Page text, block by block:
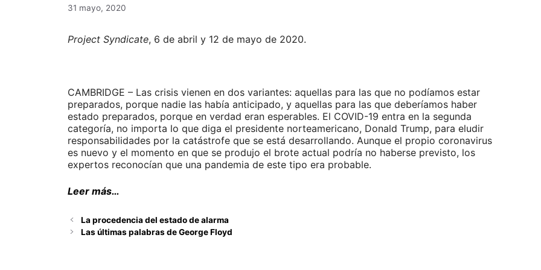
31 mayo, 2020
Project Syndicate, 6 de abril y 12 de mayo de 2020.
CAMBRIDGE – Las crisis vienen en dos variantes: aquellas para las que no podíamos estar
preparados, porque nadie las había anticipado, y aquellas para las que deberíamos haber
estado preparados, porque en verdad eran esperables. El COVID-19 entra en la segunda
categoría, no importa lo que diga el presidente norteamericano, Donald Trump, para eludir
responsabilidades por la catástrofe que se está desarrollando. Aunque el propio coronavirus
es nuevo y el momento en que se produjo el brote actual podría no haberse previsto, los
expertos reconocían que una pandemia de este tipo era probable.
Leer más…
La procedencia del estado de alarma
Las últimas palabras de George Floyd